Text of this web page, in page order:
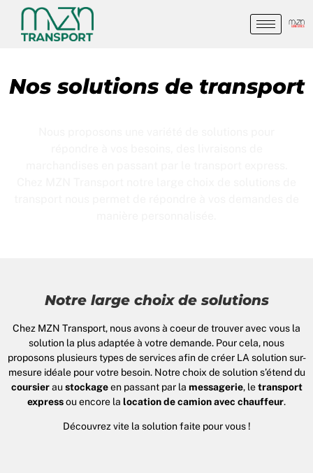
Nos solutions de transport
Notre large choix de solutions
Chez MZN Transport, nous avons à coeur de trouver avec vous la
solution la plus adaptée à votre demande. Pour cela, nous
proposons plusieurs types de services afin de créer LA solution sur-
mesure idéale pour votre besoin. Notre choix de solution s’étend du
coursierau stockageen passant par la messagerie, letransport
expressou encore la location de camion avec chauffeur.
Découvrez vite la solution faite pour vous !